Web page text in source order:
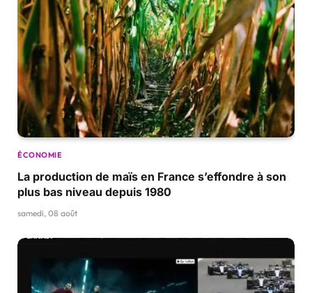
ÉCONOMIE
La production de maïs en France s’effondre à son
plus bas niveau depuis 1980
samedi, 08 août